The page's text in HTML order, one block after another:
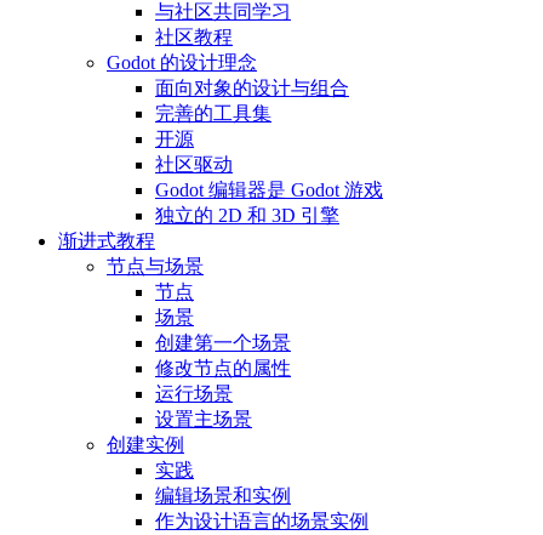
与社区共同学习
社区教程
Godot 的设计理念
面向对象的设计与组合
完善的工具集
开源
社区驱动
Godot 编辑器是 Godot 游戏
独立的 2D 和 3D 引擎
渐进式教程
节点与场景
节点
场景
创建第一个场景
修改节点的属性
运行场景
设置主场景
创建实例
实践
编辑场景和实例
作为设计语言的场景实例